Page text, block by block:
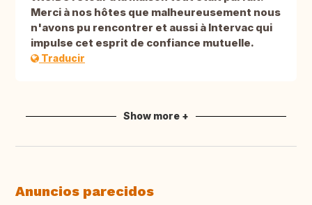
Merci à nos hôtes que malheureusement nous
n'avons pu rencontrer et aussi à Intervac qui
impulse cet esprit de confiance mutuelle.
Traducir
Show more +
Anuncios parecidos